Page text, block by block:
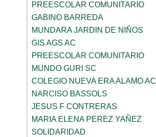
PREESCOLAR COMUNITARIO
GABINO BARREDA
MUNDARA JARDIN DE NIÑOS
GIS AGS AC
PREESCOLAR COMUNITARIO
MUNDO GURI SC
COLEGIO NUEVA ERA ALAMO AC
NARCISO BASSOLS
JESUS F CONTRERAS
MARIA ELENA PEREZ YAÑEZ
SOLIDARIDAD